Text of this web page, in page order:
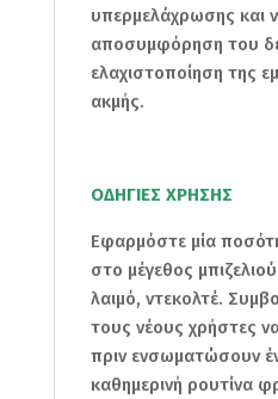
υπερμελάχρωσης και
αποσυμφόρηση του
ελαχιστοποίηση της
ακμής.
ΟΔΗΓΙΕΣ ΧΡΗΣΗΣ
Εφαρμόστε μία
στο μέγεθος
λαιμό, ντεκολτέ.
τους νέους χρήστες
πριν ενσωματώσουν
καθημερινή ρουτίνα